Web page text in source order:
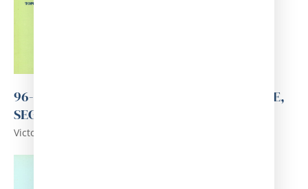
96-EL PRAT DE LLOBREGAT DE FA UN SEGLE,
SEGONS UNA TOPOGRAFIA MÈDICA.
Victor Mari i Balcells i Pere Vallribera i Puig